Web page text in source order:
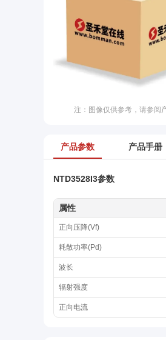
注：图像仅供参考，请参阅
产品参数 产品手册
NTD3528I3参数
属性
正向压降(Vf)
耗散功率(Pd)
波长
辐射强度
正向电流